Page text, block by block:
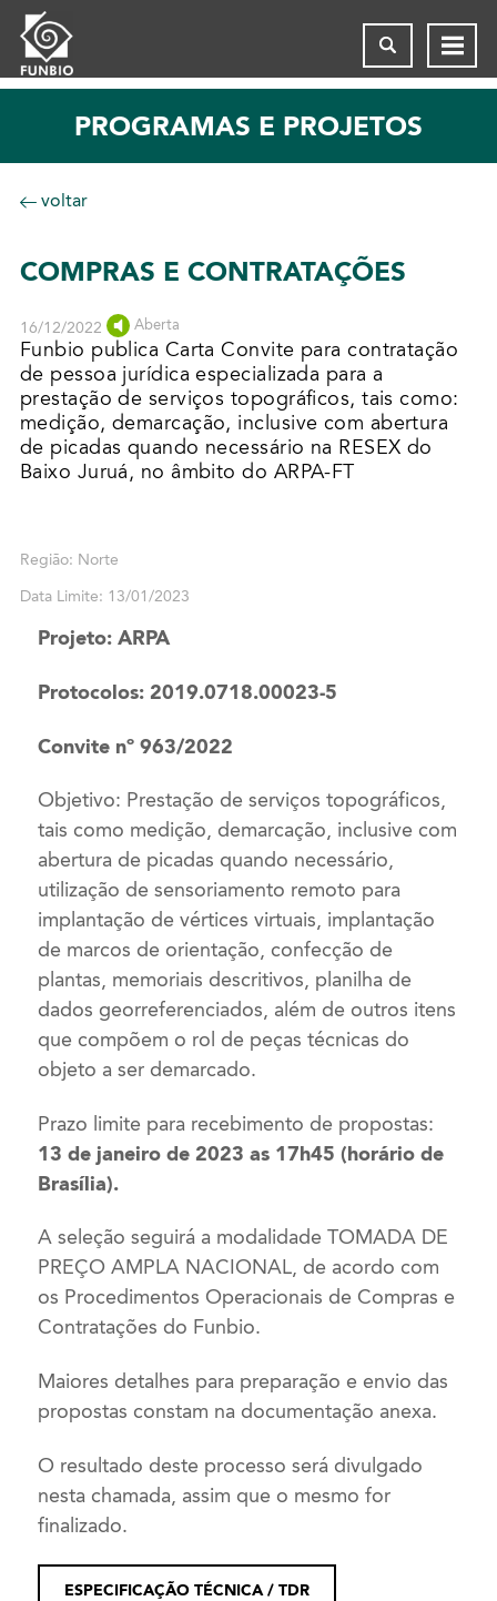
PROGRAMAS E PROJETOS
voltar
COMPRAS E CONTRATAÇÕES
16/12/2022 Aberta
Funbio publica Carta Convite para contratação
de pessoa jurídica especializada para a
prestação de serviços topográficos, tais como:
medição, demarcação, inclusive com abertura
de picadas quando necessário na RESEX do
Baixo Juruá, no âmbito do ARPA-FT
Região: Norte
Data Limite: 13/01/2023
Projeto: ARPA
Protocolos: 2019.0718.00023-5
Convite nº 963/2022
Objetivo: Prestação de serviços topográficos,
tais como medição, demarcação, inclusive com
abertura de picadas quando necessário,
utilização de sensoriamento remoto para
implantação de vértices virtuais, implantação
de marcos de orientação, confecção de
plantas, memoriais descritivos, planilha de
dados georreferenciados, além de outros itens
que compõem o rol de peças técnicas do
objeto a ser demarcado.
Prazo limite para recebimento de propostas:
13 de janeiro de 2023 as 17h45 (horário de
Brasília).
A seleção seguirá a modalidade TOMADA DE
PREÇO AMPLA NACIONAL, de acordo com
os Procedimentos Operacionais de Compras e
Contratações do Funbio.
Maiores detalhes para preparação e envio das
propostas constam na documentação anexa.
O resultado deste processo será divulgado
nesta chamada, assim que o mesmo for
finalizado.
ESPECIFICAÇÃO TÉCNICA / TDR